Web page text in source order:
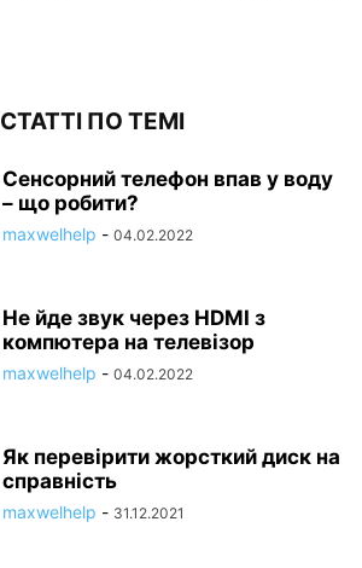
СТАТТІ ПО ТЕМІ
Сенсорний телефон впав у воду
– що робити?
maxwelhelp - 04.02.2022
Не йде звук через HDMI з
компютера на телевізор
maxwelhelp - 04.02.2022
Як перевірити жорсткий диск на
справність
maxwelhelp - 31.12.2021